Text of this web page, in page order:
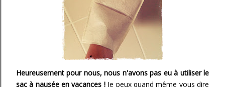
Heureusement pour nous, nous n'avons pas eu à utiliser le
sac à nausée en vacances ! Je peux quand même vous dire